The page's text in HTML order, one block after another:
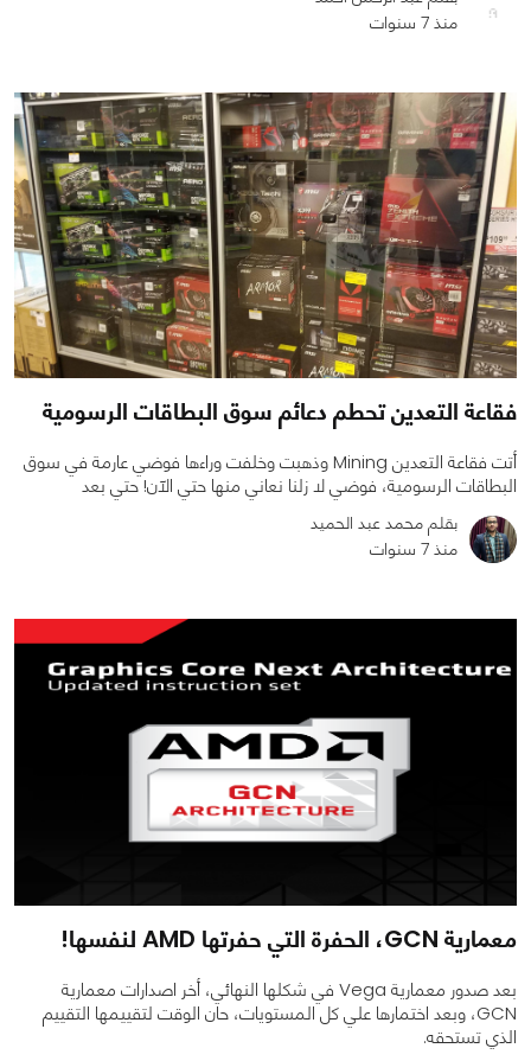
منذ 7 سنوات
0
فقاعة التعدين تحطم دعائم سوق البطاقات الرسومية
أتت فقاعة التعدين Mining وذهبت وخلفت وراءها فوضي عارمة في سوق
البطاقات الرسومية، فوضي لا زلنا نعاني منها حتي الآن! حتي بعد
بقلم محمد عبد الحميد
منذ 7 سنوات
معمارية GCN، الحفرة التي حفرتها AMD لنفسها!
بعد صدور معمارية Vega في شكلها النهائي، أخر اصدارات معمارية
GCN، وبعد اختمارها علي كل المستويات، حان الوقت لتقييمها التقييم
الذي تستحقه.